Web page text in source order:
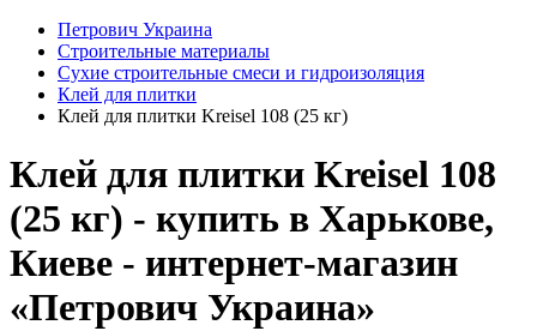
Петрович Украина
Строительные материалы
Сухие строительные смеси и гидроизоляция
Клей для плитки
Клей для плитки Kreisel 108 (25 кг)
Клей для плитки Kreisel 108
(25 кг) - купить в Харькове,
Киеве - интернет-магазин
«Петрович Украина»